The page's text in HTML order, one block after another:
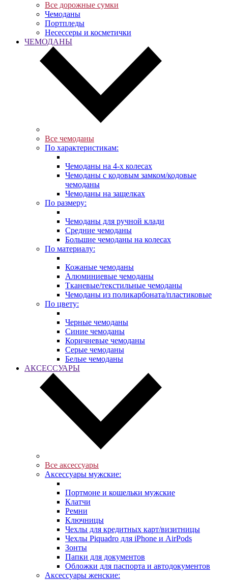
Все дорожные сумки
Чемоданы
Портпледы
Несессеры и косметички
ЧЕМОДАНЫ
Все чемоданы
По характеристикам:
Чемоданы на 4-х колесах
Чемоданы с кодовым замком/кодовые
чемоданы
Чемоданы на защелках
По размеру:
Чемоданы для ручной клади
Средние чемоданы
Большие чемоданы на колесах
По материалу:
Кожаные чемоданы
Алюминиевые чемоданы
Тканевые/текстильные чемоданы
Чемоданы из поликарбоната/пластиковые
По цвету:
Черные чемоданы
Синие чемоданы
Коричневые чемоданы
Серые чемоданы
Белые чемоданы
АКСЕССУАРЫ
Все аксессуары
Аксессуары мужские:
Портмоне и кошельки мужские
Клатчи
Ремни
Ключницы
Чехлы для кредитных карт/визитницы
Чехлы Piquadro для iPhone и AirPods
Зонты
Папки для документов
Обложки для паспорта и автодокументов
Аксессуары женские: